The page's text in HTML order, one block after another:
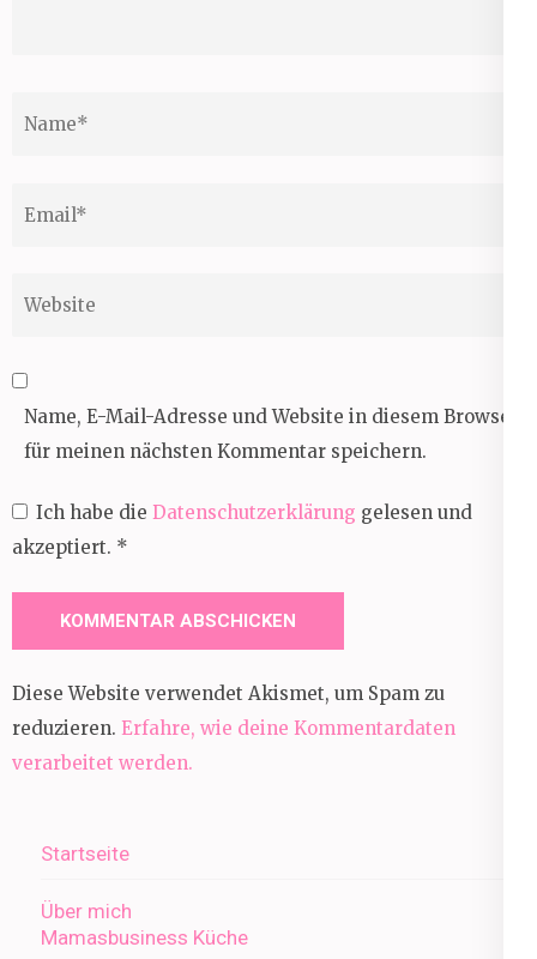
Name, E-Mail-Adresse und Website in diesem Browser
für meinen nächsten Kommentar speichern.
Ich habe die Datenschutzerklärung gelesen und
akzeptiert. *
Diese Website verwendet Akismet, um Spam zu
reduzieren. Erfahre, wie deine Kommentardaten
verarbeitet werden.
Startseite
Über mich
Mamasbusiness Küche